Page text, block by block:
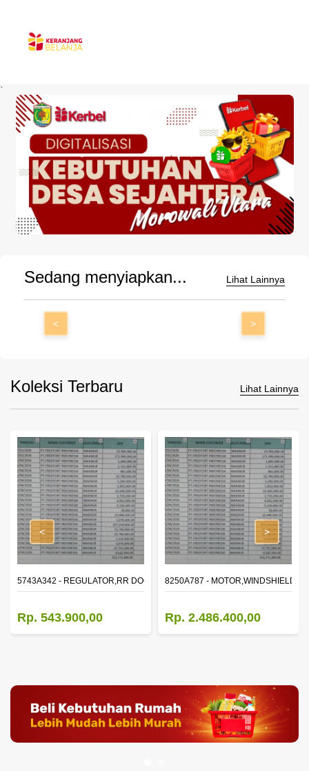
`
Sedang menyiapkan... Lihat Lainnya
< >
Koleksi Terbaru Lihat Lainnya
WINDOW,LH
5743A342 - REGULATOR,RR DOOR WINDOW,RH
Rp. 543.900,00
8250A787 - MOTOR,WINDSHIELD
Rp. 2.486.400,00
< >